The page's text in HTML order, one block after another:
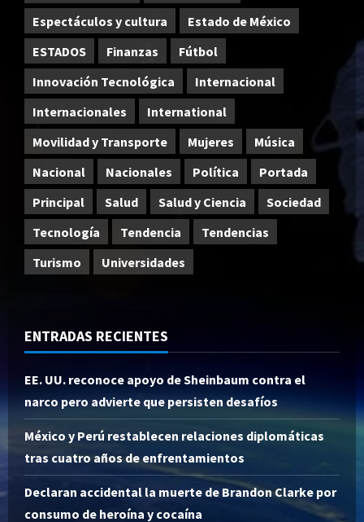
Espectáculos y cultura
Estado de México
ESTADOS
Finanzas
Fútbol
Innovación Tecnológica
Internacional
Internacionales
International
Movilidad y Transporte
Mujeres
Música
Nacional
Nacionales Política
Portada
Principal
Salud Salud y Ciencia
Sociedad
Tecnología
Tendencia
Tendencias
Turismo
Universidades
ENTRADAS RECIENTES
EE. UU. reconoce apoyo de Sheinbaum contra el
narco pero advierte que persisten desafíos
México y Perú restablecen relaciones diplomáticas
tras cuatro años de enfrentamientos
Declaran accidental la muerte de Brandon Clarke por
consumo de heroína y cocaína